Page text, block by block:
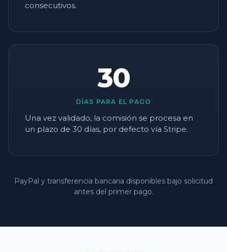
consecutivos.
30
DÍAS PARA EL PAGO
Una vez validado, la comisión se procesa en
un plazo de 30 días, por defecto vía Stripe.
PayPal y transferencia bancaria disponibles bajo solicitud
antes del primer pago.